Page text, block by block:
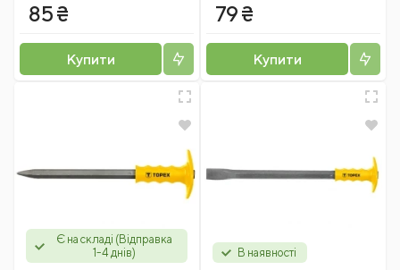
85 ₴
Купити
79 ₴
Купити
Є на складі (Відправка
1-4 днів)
В наявності